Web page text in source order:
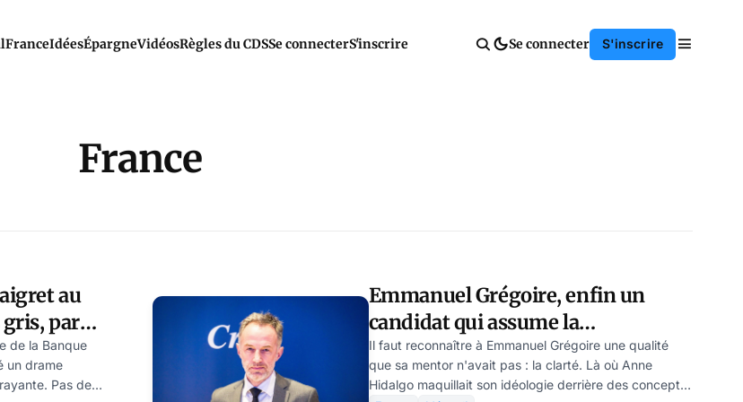
FranceIdéesÉpargneVidéosRègles du CDSSe connecterS'inscrire Se connecter S'inscrire
France
au
par
de la Banque
un drame
Pas de
Emmanuel Grégoire, enfin un
candidat qui assume la
soviétisation de Paris, par Veerle
Daens !
Il faut reconnaître à Emmanuel Grégoire une qualité
que sa mentor n'avait pas : la clarté. Là où Anne
Hidalgo maquillait son idéologie derrière des concepts